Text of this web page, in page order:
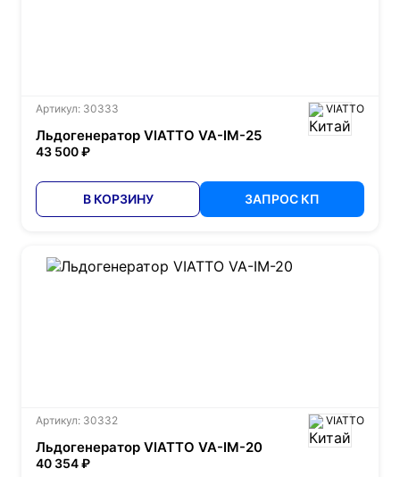
Артикул: 30333 VIATTO
Льдогенератор VIATTO VA-IM-25
43 500 ₽
В КОРЗИНУ ЗАПРОС КП
Артикул: 30332 VIATTO
Льдогенератор VIATTO VA-IM-20
40 354 ₽